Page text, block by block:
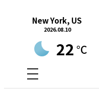
New York, US
2026.08.10
22 °C